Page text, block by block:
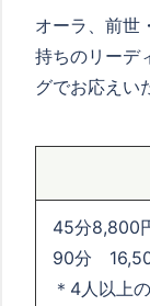
オーラ、前世
持ちのリーデ
グでお応えい
45分8,800
90分
＊4人以上